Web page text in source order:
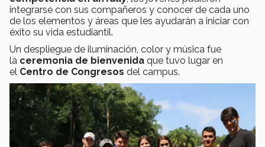
integrarse con sus compañeros y conocer de cada uno
de los elementos y áreas que les ayudarán a iniciar con
éxito su vida estudiantil.
Un despliegue de iluminación, color y música fue
la ceremonia de bienvenida que tuvo lugar en
el Centro de Congresos del campus.